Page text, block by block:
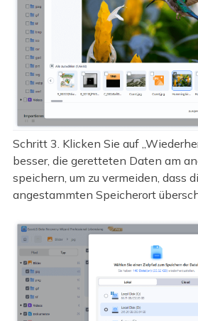
Schritt 3. Klicken Sie auf
besser, die geretteten Daten am
speichern, um zu vermeiden, dass
angestammten Speicherort